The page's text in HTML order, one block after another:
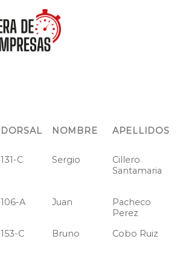
DORSAL NOMBRE APELLIDOS
131-C Sergio
Cillero
Santamaria
106-A Juan
Pacheco
Perez
153-C Bruno Cobo Ruiz